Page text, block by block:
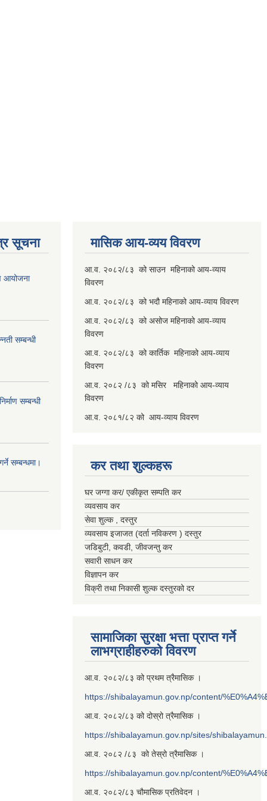
सूचना
आयोजना
सम्बन्धी
सम्बन्धी
सम्बन्धमा।
मासिक आय-व्यय विवरण
आ.व. २०८२/८३ को साउन महिनाको आय-व्याय
विवरण
आ.व. २०८२/८३ को भदौ महिनाको आय-व्याय विवरण
आ.व. २०८२/८३ को असोज महिनाको आय-व्याय
विवरण
आ.व. २०८२/८३ को कार्तिक महिनाको आय-व्याय
विवरण
आ.व. २०८२ /८३ को मसिर महिनाको आय-व्याय
विवरण
आ.व. २०८१/८२ को आय-व्याय विवरण
कर तथा शुल्कहरू
घर जग्गा कर/ एकीकृत सम्पति कर
व्यवसाय कर
सेवा शुल्क , दस्तुर
व्यवसाय इजाजत (दर्ता नविकरण ) दस्तुर
जडिबुटी, कवडी, जीवजन्तु कर
सवारी साधन कर
विज्ञापन कर
विक्री तथा निकासी शुल्क दस्तुरको दर
सामाजिका सुरक्षा भत्ता प्राप्त गर्ने
लाभग्राहीहरुको विवरण
आ.व. २०८२/८३ को प्रथम त्रैमासिक ।
https://shibalayamun.gov.np/content/
आ.व. २०८२/८३ को दोस्रो त्रैमासिक ।
https://shibalayamun.gov.np/sites/
आ.व. २०८२ /८३ को तेस्रो त्रैमासिक ।
https://shibalayamun.gov.np/content/
आ.व. २०८२/८३ चौमासिक प्रतिवेदन ।